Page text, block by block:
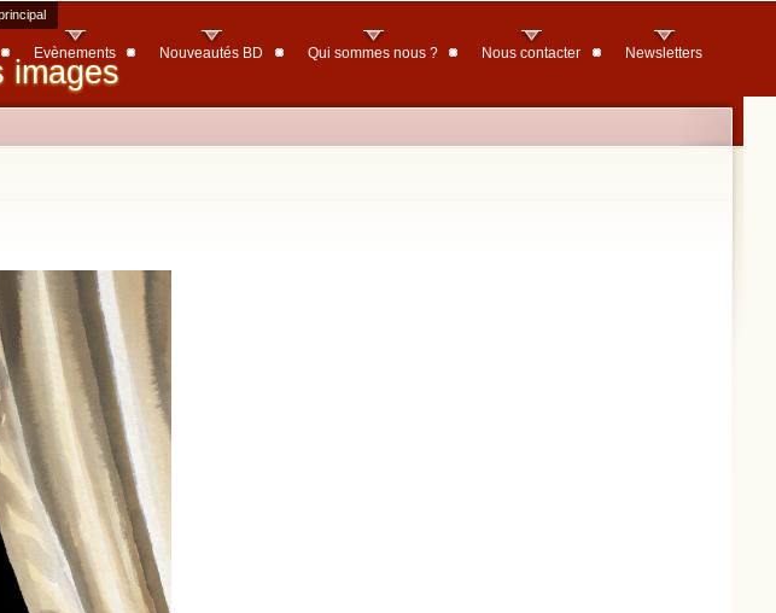
images
Evènements Nouveautés BD Qui sommes nous ? Nous contacter Newsletters